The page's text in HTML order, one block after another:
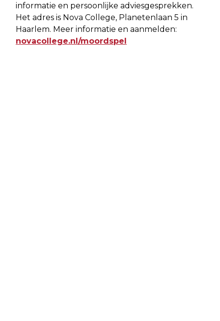
informatie en persoonlijke adviesgesprekken.
Het adres is Nova College, Planetenlaan 5 in
Haarlem. Meer informatie en aanmelden:
novacollege.nl/moordspel